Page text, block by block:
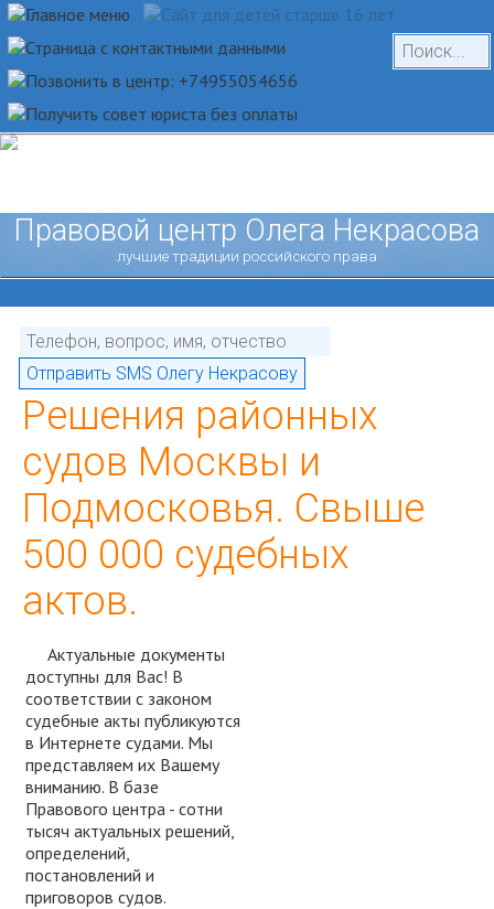
Правовой центр Олега Некрасова
лучшие традиции российского права
Решения районных
судов Москвы и
Подмосковья. Свыше
500 000 судебных
актов.
Актуальные документы
доступны для Вас! В
соответствии с законом
судебные акты публикуются
в Интернете судами. Мы
представляем их Вашему
вниманию. В базе
Правового центра - сотни
тысяч актуальных решений,
определений,
постановлений и
приговоров судов.